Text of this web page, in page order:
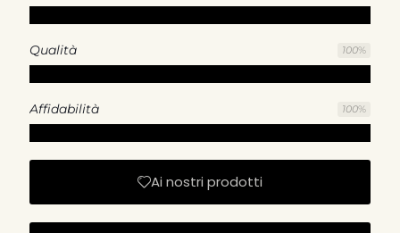
Qualità 100%
Affidabilità 100%
Ai nostri prodotti